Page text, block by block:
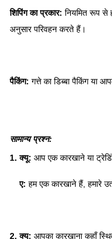
शिपिंग का प्रकार: नियमित रूप से
अनुसार परिवहन करते हैं।
पैकिंग: गत्ते का डिब्बा पैकिंग या
सामान्य प्रश्न:
1. क्यू: आप एक कारखाने या
ए: हम एक कारखाने हैं, हमारे
2. क्यू: आपका कारखाना कहाँ